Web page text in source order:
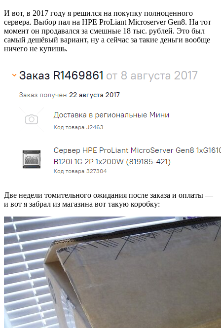
И вот, в 2017 году я решился на покупку полноценного
сервера. Выбор пал на HPE ProLiant Microserver Gen8. На тот
момент он продавался за смешные 18 тыс. рублей. Это был
самый дешёвый вариант, ну а сейчас за такие деньги вообще
ничего не купишь.
Две недели томительного ожидания после заказа и оплаты —
и вот я забрал из магазина вот такую коробку: